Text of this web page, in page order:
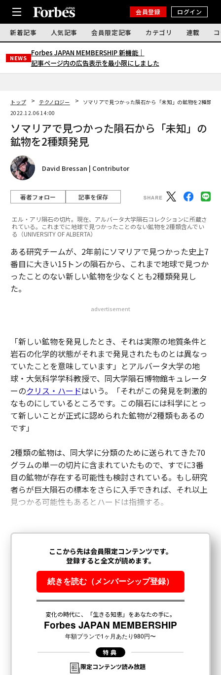
会員登録 ログイン
新着記事 人気記事 会員限定記事 カテゴリ 連載
NEWS
Forbes JAPAN MEMBERSHIP 新機能｜
記事ページ内の広告表示を最小限にしました
トップ テクノロジー
ソマリアで見つかった隕石から「未知」の鉱物を2種類発
2022.12.06 14:00
ソマリアで見つかった隕石から「未知」の
鉱物を2種類発見
David Bressan | Contributor
著者フォロー 記事を保存
エル・アリ隕石の切片。現在、アルバータ大学隕石コレクションに所蔵さ
れている。これまでに地球で見つかったことのない鉱物を2種類含んでい
る（UNIVERSITY OF ALBERTA）
ある研究チームが、2年前にソマリアで見つかった史上7
番目に大きい15トンの隕石から、これまで地球で見つか
ったことのない新しい鉱物を少なくとも2種類発見し
た。
advertisement
「新しい鉱物を発見したとき、それは実際の地質条件と
岩石の化学的状態がそれまで発見されたものとは異なっ
ていたことを意味しています」とアルバータ大学の地
球・大気科学学科教授で、同大学隕石博物館キュレータ
ーのクリス・ハードはいう。「それがこの発見を刺激的
なものにしているところです。この隕石には科学にとっ
て新しいことが正式に認められた鉱物が2種類もあるの
です」
2種類の鉱物は、同大学に分類のために送られてきた70
グラムの単一の切片に含まれていたもので、すでに3番
目の鉱物が存在する可能性も検討されている。もし研究
者らが巨大隕石の標本をさらに入手できれば、それ以上
見つかる可能性もあるとハードは指摘する。